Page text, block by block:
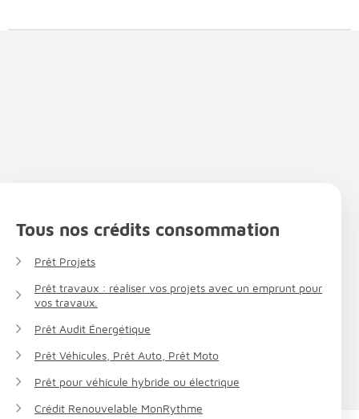
Tous nos crédits consommation
Prêt Projets
Prêt travaux : réaliser vos projets avec un emprunt pour
vos travaux.
Prêt Audit Énergétique
Prêt Véhicules, Prêt Auto, Prêt Moto
Prêt pour véhicule hybride ou électrique
Crédit Renouvelable MonRythme